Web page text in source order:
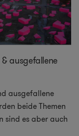
ausgefallene
ausgefallene
beide Themen
sind es aber auch